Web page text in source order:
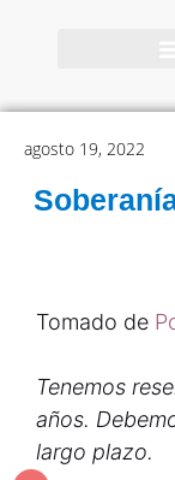
agosto 19, 2022
Tomado de
Tenemos
años.
largo plazo.